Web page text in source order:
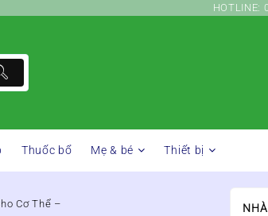
HOTLINE:
Thuốc bổ Mẹ & bé Thiết bị
Cơ Thể –